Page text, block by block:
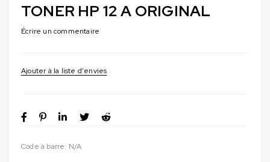
TONER HP 12 A ORIGINAL
Écrire un commentaire
Code à barre: N/A